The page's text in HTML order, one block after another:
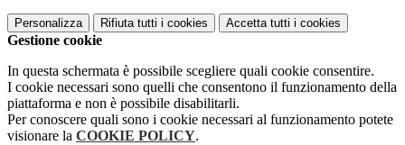
Personalizza Rifiuta tutti i cookies Accetta tutti i cookies
Gestione cookie
In questa schermata è possibile scegliere quali cookie consentire.
I cookie necessari sono quelli che consentono il funzionamento della
piattaforma e non è possibile disabilitarli.
Per conoscere quali sono i cookie necessari al funzionamento potete
visionare la COOKIE POLICY.